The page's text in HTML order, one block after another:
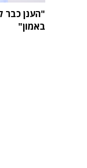
"הענן כבר
באמון"